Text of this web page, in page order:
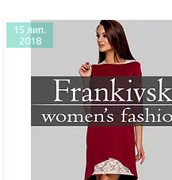
15 лип.
2018